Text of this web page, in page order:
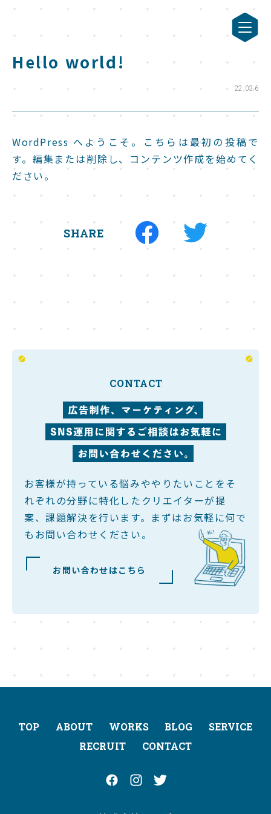
SERVICE
サービス
お役立ち記事
RECRUIT
採用情報
ENTRY
Hello world!
22.03.6
WordPress へようこそ。こちらは最初の投稿で
す。編集または削除し、コンテンツ作成を始めてく
ださい。
SHARE
CONTACT
お客様が持っている悩みややりたいことをそ
れぞれの分野に特化したクリエイターが提
案、課題解決を行います。 まずはお気軽に何で
もお問い合わせください。
お問い合わせはこちら
TOP ABOUT WORKS BLOG
SERVICE
RECRUIT
CONTACT